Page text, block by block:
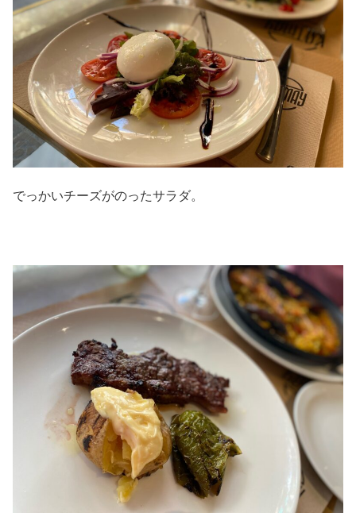
でっかいチーズがのったサラダ。